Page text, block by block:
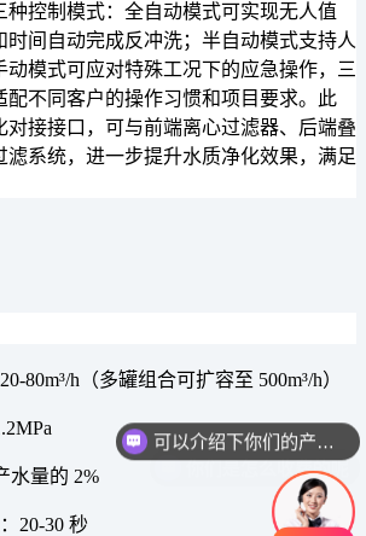
种控制模式：全自动模式可实现无人值
时间自动完成反冲洗；半自动模式支持人
动模式可应对特殊工况下的应急操作，三
配不同客户的操作习惯和项目要求。此
对接接口，可与前端离心过滤器、后端叠
滤系统，进一步提升水质净化效果，满足
80m³/h（多罐组合可扩容至 500m³/h）
水量的 2%
20-30 秒
你们是怎么收费的呢